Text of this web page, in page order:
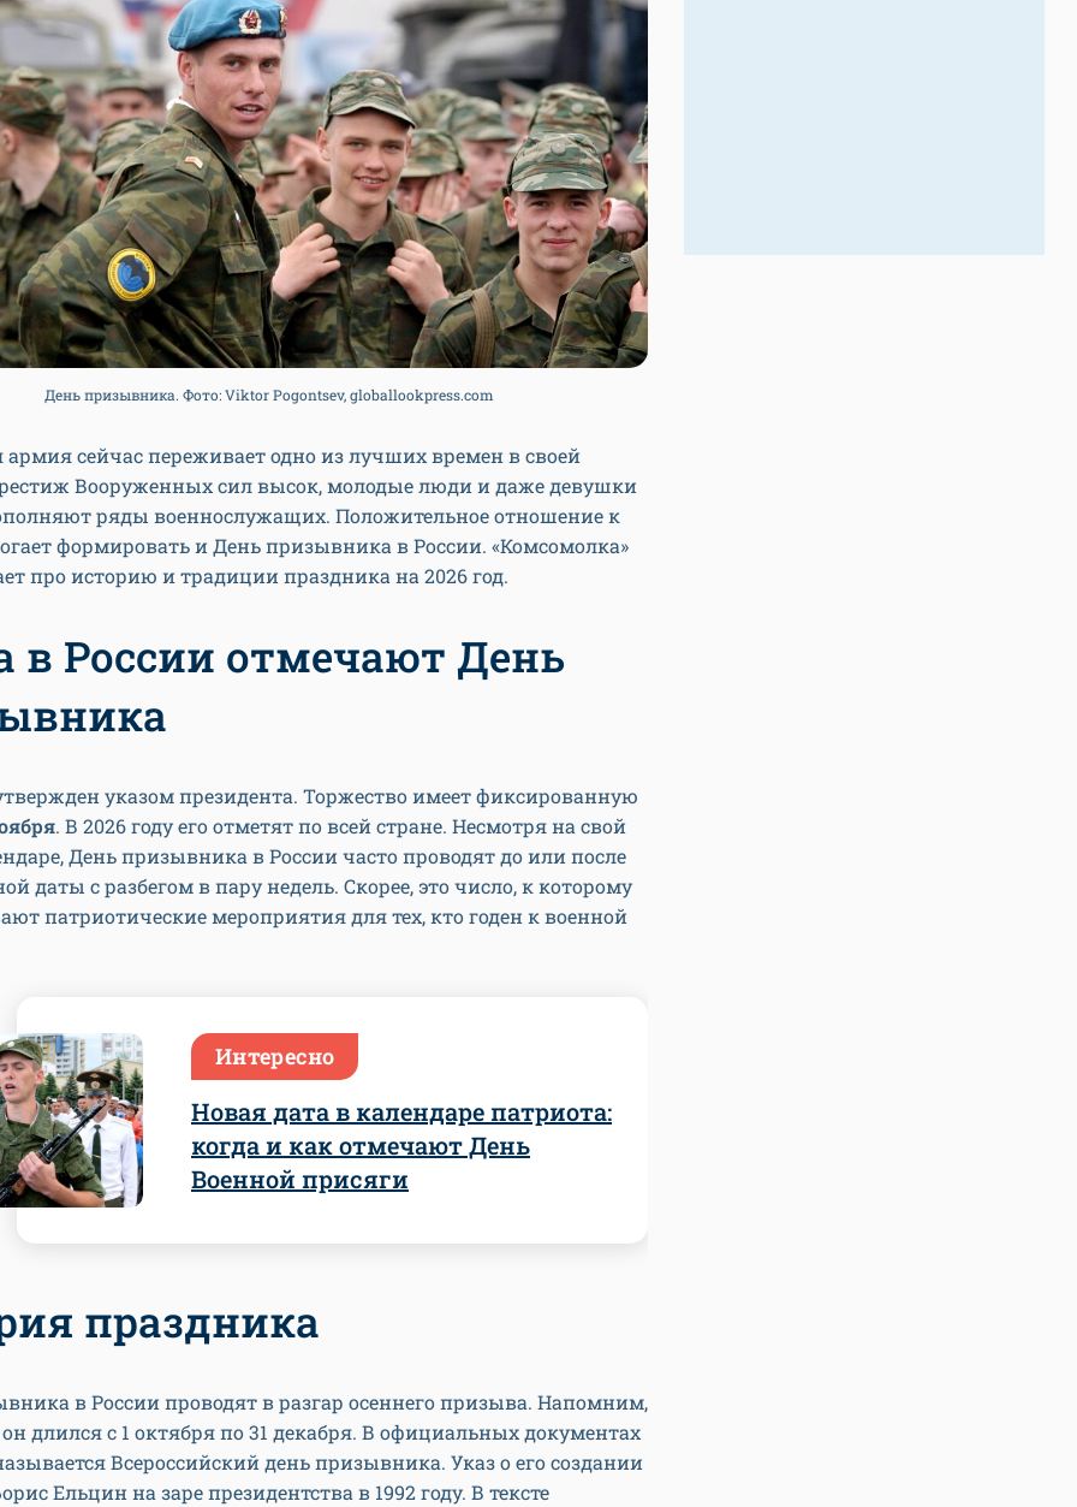
День призывника. Фото: Viktor Pogontsev, globallookpress.com
армия сейчас переживает одно из лучших времен в своей
Вооруженных сил высок, молодые люди и даже девушки
ряды военнослужащих. Положительное отношение к
формировать и День призывника в России. «Комсомолка»
про историю и традиции праздника на 2026 год.
в России отмечают День
указом президента. Торжество имеет фиксированную
. В 2026 году его отметят по всей стране. Несмотря на свой
День призывника в России часто проводят до или после
даты с разбегом в пару недель. Скорее, это число, к которому
патриотические мероприятия для тех, кто годен к военной
Интересно
Новая дата в календаре патриота:
когда и как отмечают День
Военной присяги
праздника
в России проводят в разгар осеннего призыва. Напомним,
он длился с 1 октября по 31 декабря. В официальных документах
Всероссийский день призывника. Указ о его создании
Ельцин на заре президентства в 1992 году. В тексте